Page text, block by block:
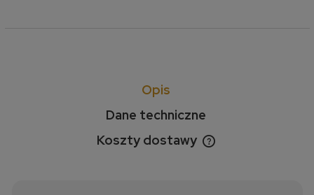
Opis
Dane techniczne
Koszty dostawy
Cena nie zawiera ewentualnych kosztów płatności